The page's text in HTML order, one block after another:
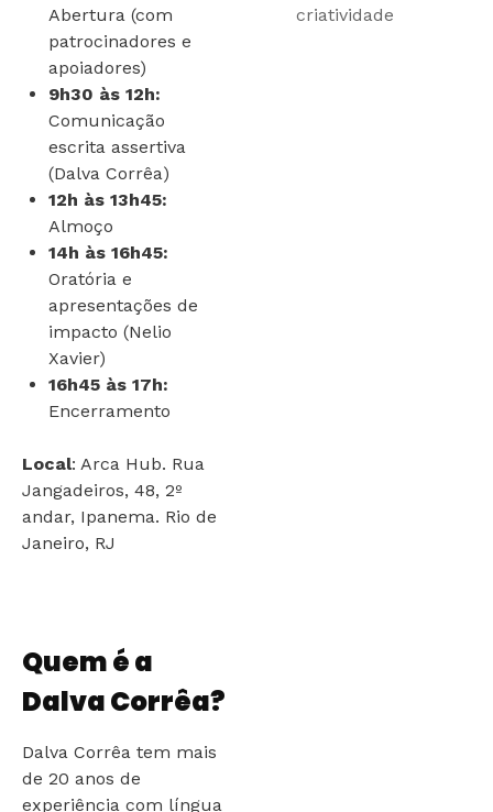
Abertura (com
patrocinadores e
apoiadores)
9h30 às 12h:
Comunicação
escrita assertiva
(Dalva Corrêa)
12h às 13h45:
Almoço
14h às 16h45:
Oratória e
apresentações de
impacto (Nelio
Xavier)
16h45 às 17h:
Encerramento
Local: Arca Hub. Rua
Jangadeiros, 48, 2º
andar, Ipanema. Rio de
Janeiro, RJ
Quem é a
Dalva Corrêa?
Dalva Corrêa tem mais
de 20 anos de
experiência com língua
criatividade